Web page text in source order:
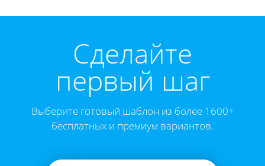
Cделайте
первый шаг
Выберите готовый шаблон из более 1600+
бесплатных и премиум вариантов.